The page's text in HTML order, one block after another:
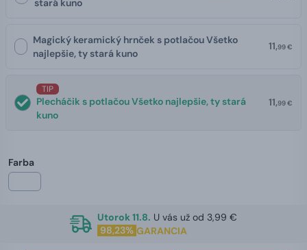
stará kuno
Magický keramický hrnček s potlačou Všetko
najlepšie, ty stará kuno
11,99 €
TIP
Plecháčik s potlačou Všetko najlepšie, ty stará
kuno
11,99 €
Farba
Utorok 11.8. U vás už od 3,99 €
98,23% GARANCIA